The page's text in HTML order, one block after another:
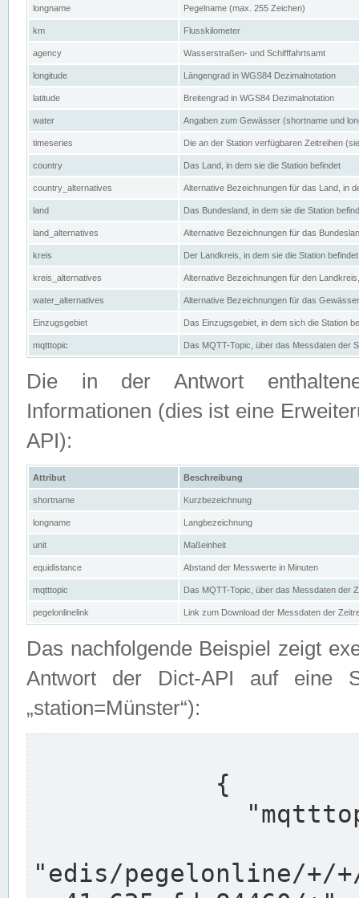
longname Pegelname (max. 255 Zeichen)
km Flusskilometer
agency Wasserstraßen- und Schifffahrtsamt
longitude Längengrad in WGS84 Dezimalnotation
latitude Breitengrad in WGS84 Dezimalnotation
water Angaben zum Gewässer (shortname und
timeseries Die an der Station verfügbaren Zeitreihen
country Das Land, in dem sie die Station befindet
country_alternatives Alternative Bezeichnungen für das Land, in
land Das Bundesland, in dem sie die Station
land_alternatives Alternative Bezeichnungen für das
kreis Der Landkreis, in dem sie die Station befindet
kreis_alternatives Alternative Bezeichnungen für den
water_alternatives Alternative Bezeichnungen für das
Einzugsgebiet Das Einzugsgebiet, in dem sich die Station
mqtttopic Das MQTT-Topic, über das Messdaten der
Die in der Antwort
Informationen (dies ist eine
API):
Attribut Beschreibung
shortname Kurzbezeichnung
longname Langbezeichnung
unit Maßeinheit
equidistance Abstand der Messwerte in Minuten
mqtttopic Das MQTT-Topic, über das Messdaten der
pegelonlinelink Link zum Download der Messdaten der
Das nachfolgende Beispiel zeigt
Antwort der Dict-API auf eine
„station=Münster“):
"edis/pegelonline/+/